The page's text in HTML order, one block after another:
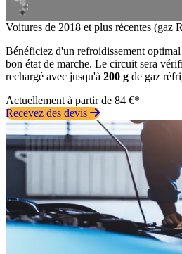
Voitures de 2018 et plus récentes (gaz
Bénéficiez d'un refroidissement
bon état de marche. Le circuit sera
rechargé avec jusqu'à 200 g de gaz
Actuellement à partir de 84 €*
Recevez des devis